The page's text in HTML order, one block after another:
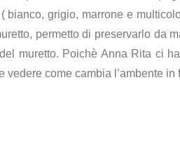
grigio, marrone e
permetto di preservarlo da
muretto. Poichè Anna Rita ci
vedere come cambia l’ambente